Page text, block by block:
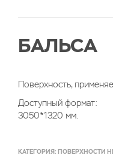
БАЛЬСА
Поверхность,
Доступный формат:
3050*1320 мм.
КАТЕГОРИЯ: ПОВЕРХНОСТИ